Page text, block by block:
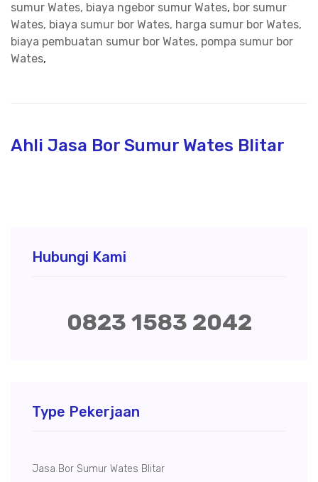
sumur Wates, biaya ngebor sumur Wates, bor sumur
Wates, biaya sumur bor Wates, harga sumur bor Wates,
biaya pembuatan sumur bor Wates, pompa sumur bor
Wates,
Ahli Jasa Bor Sumur Wates Blitar
Hubungi Kami
0823 1583 2042
Type Pekerjaan
Jasa Bor Sumur Wates Blitar